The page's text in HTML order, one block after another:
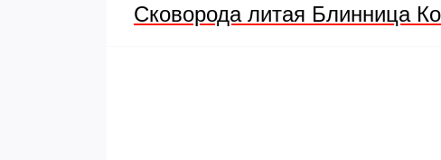
Сковорода литая Блинница